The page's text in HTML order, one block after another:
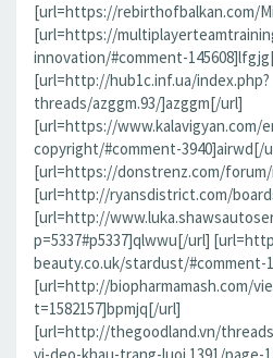
[url=https://rebirthofbalkan.com/
[url=https://
innovation/#comment-
[url=http://hub1c.inf.ua/index.php?
threads/azggm.93/]azggm[/url]
[url=https://www.kalavigyan.com/
copyright/#comment-3940]airwd[/
[url=https://donstrenz.com/
[url=http://ryansdistrict.com/
[url=http://
p=5337#p5337]qlwwu[/url]
beauty.co.uk/stardust/#comment-
[url=http://biopharmamash.com/
t=1582157]bpmjq[/url]
[url=http://thegoodland.vn/